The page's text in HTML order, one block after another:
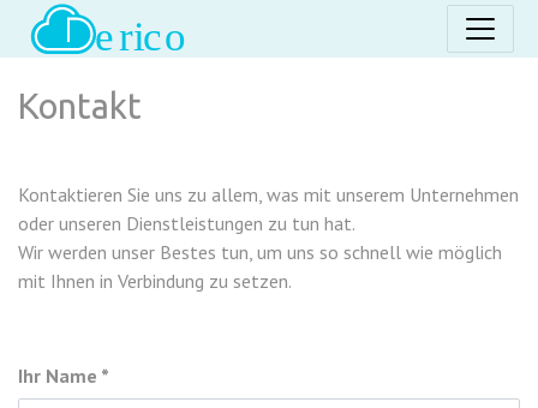
Kontakt
Kontaktieren Sie uns zu allem, was mit unserem Unternehmen
oder unseren Dienstleistungen zu tun hat.
Wir werden unser Bestes tun, um uns so schnell wie möglich
mit Ihnen in Verbindung zu setzen.
Ihr Name